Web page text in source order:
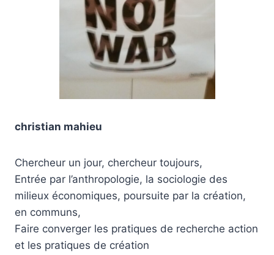
christian mahieu
Chercheur un jour, chercheur toujours,
Entrée par l’anthropologie, la sociologie des
milieux économiques, poursuite par la création,
en communs,
Faire converger les pratiques de recherche action
et les pratiques de création